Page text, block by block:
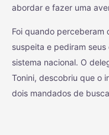
abordar e fazer uma
Foi quando perceberam
suspeita e pediram
sistema nacional. O
Tonini, descobriu que o
dois mandados de